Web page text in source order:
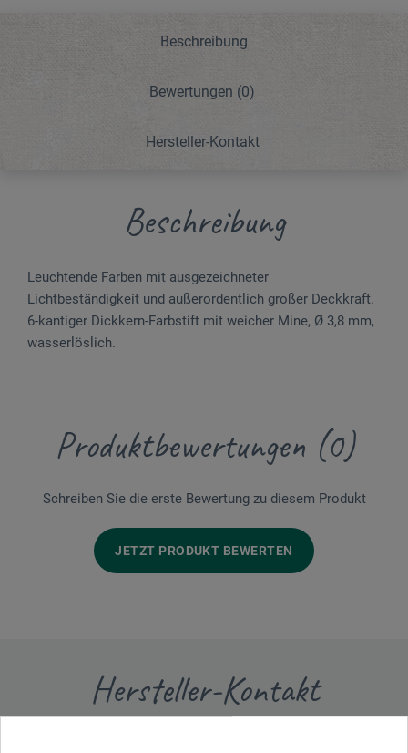
Beschreibung
Bewertungen (0)
Hersteller-Kontakt
Beschreibung
Leuchtende Farben mit ausgezeichneter
Lichtbeständigkeit und außerordentlich großer Deckkraft.
6-kantiger Dickkern-Farbstift mit weicher Mine, Ø 3,8 mm,
wasserlöslich.
Produktbewertungen (0)
Schreiben Sie die erste Bewertung zu diesem Produkt
JETZT PRODUKT BEWERTEN
Hersteller-Kontakt